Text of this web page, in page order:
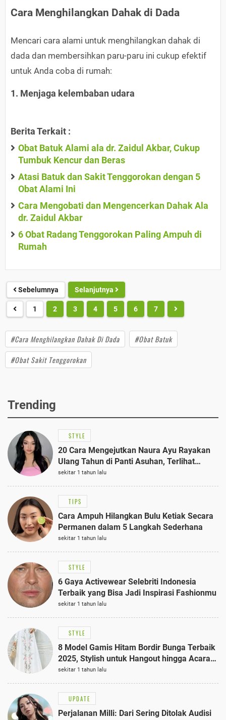
Cara Menghilangkan Dahak di Dada
Mencari cara alami untuk menghilangkan dahak di
dada dan membersihkan paru-paru ini cukup efektif
untuk Anda coba di rumah:
1. Menjaga kelembaban udara
Berita Terkait :
Obat Batuk Alami ala dr. Zaidul Akbar, Cukup
Tumbuk Kencur dan Beras
Atasi Batuk dan Sakit Tenggorokan dengan 5
Obat Alami Ini
Cara Mengobati dan Mengencerkan Dahak Ala
dr. Zaidul Akbar
6 Obat Radang Tenggorokan Paling Ampuh di
Rumah
Sebelumnya Selanjutnya
1 2 3 4 5 6 7
#Cara Menghilangkan Dahak Di Dada
#Obat Batuk
#Obat Sakit Tenggorokan
Trending
STYLE
20 Cara Mengejutkan Naura Ayu Rayakan
Ulang Tahun di Panti Asuhan, Terlihat
Anggun dengan Kaftan Cokelat
sekitar 1 tahun lalu
TIPS
Cara Ampuh Hilangkan Bulu Ketiak Secara
Permanen dalam 5 Langkah Sederhana
sekitar 1 tahun lalu
STYLE
6 Gaya Activewear Selebriti Indonesia
Terbaik yang Bisa Jadi Inspirasi Fashionmu
sekitar 1 tahun lalu
STYLE
8 Model Gamis Hitam Bordir Bunga Terbaik
2025, Stylish untuk Hangout hingga Acara
Semi-Formal
sekitar 1 tahun lalu
UPDATE
Perjalanan Milli: Dari Sering Ditolak Audisi